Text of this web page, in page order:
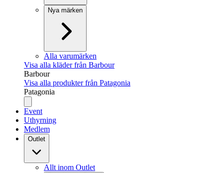
Nya märken
Alla varumärken
Visa alla kläder från Barbour
Barbour
Visa alla produkter från Patagonia
Patagonia
Event
Uthyrning
Medlem
Outlet
Allt inom Outlet